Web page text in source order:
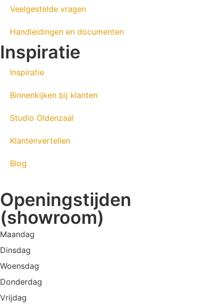
Veelgestelde vragen
Handleidingen en documenten
Inspiratie
Inspiratie
Binnenkijken bij klanten
Studio Oldenzaal
Klantenvertellen
Blog
Openingstijden
(showroom)
Maandag
Dinsdag
Woensdag
Donderdag
Vrijdag